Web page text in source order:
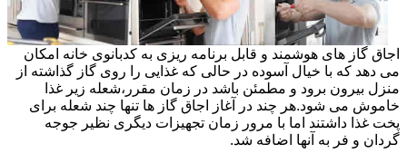
اجاق گاز های هوشمند و قابل برنامه ریزی به کدبانوی خانه امکان
می دهد که با خیال آسوده در حالی که غذایی را روی گاز گذاشته از
منزل بیرون برود و مطمئن باشد در زمان مقرر،شعله زیر غذا
خاموش می شود.هر چند در آغاز اجاق گاز ها تنها چند شعله برای
پخت غذا داشتند اما با مرور زمان تجهیزات دیگری نظیر جوجه
گردان و فر به آنها اضافه شد.